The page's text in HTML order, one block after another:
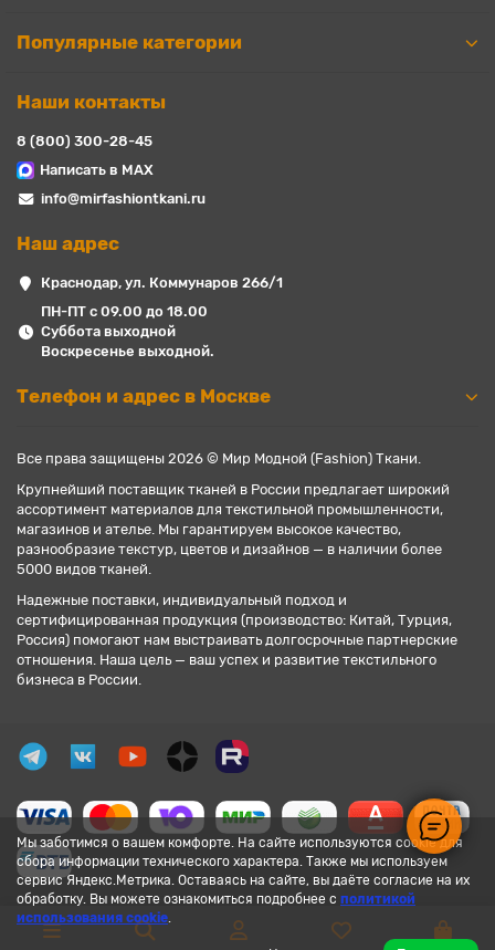
Мы заботимся о вашем комфорте. На сайте используются cookie для
сбора информации технического характера. Также мы используем
сервис Яндекс.Метрика. Оставаясь на сайте, вы даёте согласие на их
обработку. Вы можете ознакомиться подробнее с политикой
использования cookie.
Популярные категории
Наши контакты
8 (800) 300-28-45
Написать в MAX
info@mirfashiontkani.ru
Наш адрес
Краснодар, ул. Коммунаров 266/1
ПН-ПТ с 09.00 до 18.00
Суббота выходной
Воскресенье выходной.
Телефон и адрес в Москве
Все права защищены 2026 © Мир Модной (Fashion) Ткани.
Крупнейший поставщик тканей в России предлагает широкий
ассортимент материалов для текстильной промышленности,
магазинов и ателье. Мы гарантируем высокое качество,
разнообразие текстур, цветов и дизайнов — в наличии более
5000 видов тканей.
Надежные поставки, индивидуальный подход и
сертифицированная продукция (производство: Китай, Турция,
Россия) помогают нам выстраивать долгосрочные партнерские
отношения. Наша цель — ваш успех и развитие текстильного
бизнеса в России.